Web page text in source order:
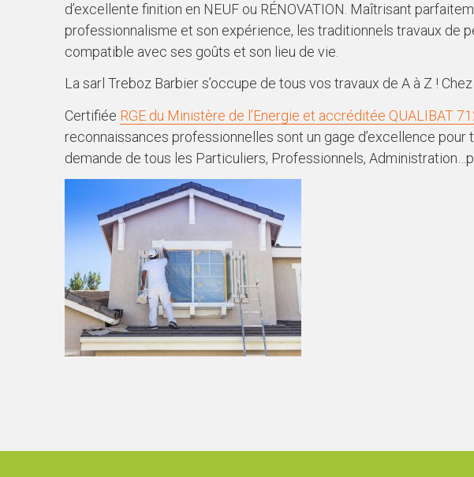
d’excellente finition en NEUF ou RÉNOVATION. Maîtrisant
professionnalisme et son expérience, les traditionnels travaux de
compatible avec ses goûts et son lieu de vie.
La sarl Treboz Barbier s’occupe de tous vos travaux de A à Z !
Certifiée RGE du Ministère de l’Energie et accréditée QUALIBAT
reconnaissances professionnelles sont un gage d’excellence pour
demande de tous les Particuliers, Professionnels,